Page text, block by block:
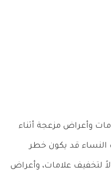
وأعراض مزعجة أثناء
النساء قد يكون خطر
لتخفيف علامات، وأعراض